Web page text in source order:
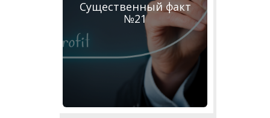
Существенный факт
№21